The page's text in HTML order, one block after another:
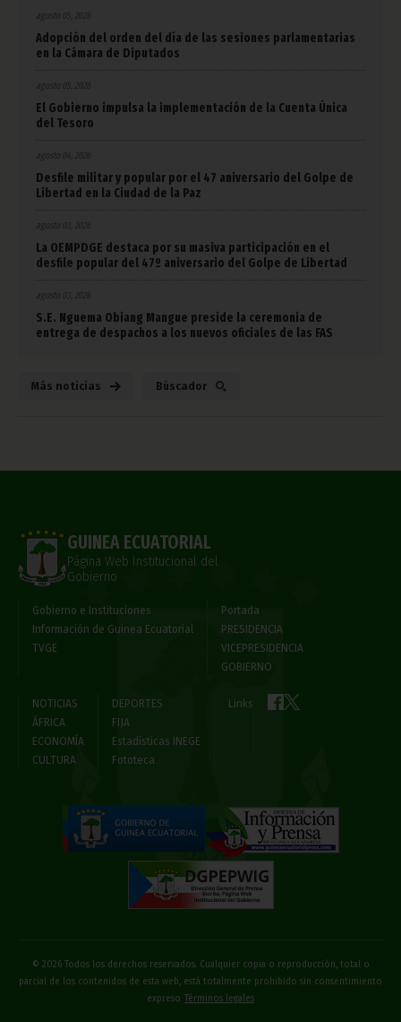
agosto 05, 2026
Adopción del orden del día de las sesiones parlamentarias
en la Cámara de Diputados
agosto 05, 2026
El Gobierno impulsa la implementación de la Cuenta Única
del Tesoro
agosto 04, 2026
Desfile militar y popular por el 47 aniversario del Golpe de
Libertad en la Ciudad de la Paz
agosto 03, 2026
La OEMPDGE destaca por su masiva participación en el
desfile popular del 47º aniversario del Golpe de Libertad
agosto 03, 2026
S.E. Nguema Obiang Mangue preside la ceremonia de
entrega de despachos a los nuevos oficiales de las FAS
Más noticias Búscador
GUINEA ECUATORIAL
Página Web Institucional del
Gobierno
Gobierno e Instituciones
Información de Guinea Ecuatorial
TVGE
Portada
PRESIDENCIA
VICEPRESIDENCIA
GOBIERNO
NOTICIAS
ÁFRICA
ECONOMÍA
CULTURA
DEPORTES
FIJA
Estadísticas INEGE
Fototeca
Links
© 2026 Todos los derechos reservados. Cualquier copia o reproducción, total o
parcial de los contenidos de esta web, está totalmente prohibido sin consentimiento
expreso Términos legales